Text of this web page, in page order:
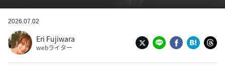
2026.07.02
Eri Fujiwara
webライター